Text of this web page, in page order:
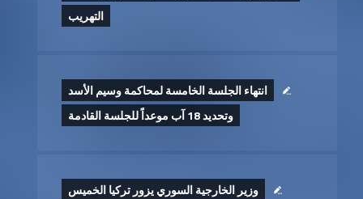
التهريب
انتهاء الجلسة الخامسة لمحاكمة وسيم الأسد
وتحديد 18 آب موعداً للجلسة القادمة
وزير الخارجية السوري يزور تركيا الخميس